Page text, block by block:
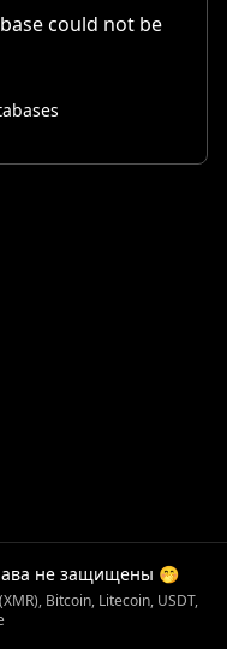
could not be
не защищены 🤭
Bitcoin, Litecoin, USDT,